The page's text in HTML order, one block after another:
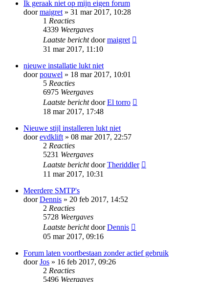
Ik geraak niet op mijn eigen forum
doormaigret» 31 mar 2017, 10:28
1 Reacties
4339 Weergaves
Laatste berichtdoormaigret
31 mar 2017, 11:10
nieuwe installatie lukt niet
doorpouwel » 18 mar 2017, 10:01
5 Reacties
6975 Weergaves
Laatste berichtdoorEl torro
18 mar 2017, 17:48
Nieuwe stijl installeren lukt niet
doorevdklift» 08 mar 2017, 22:57
2 Reacties
5231 Weergaves
Laatste berichtdoorTheriddler
11 mar 2017, 10:31
Meerdere SMTP's
doorDennis » 20 feb 2017, 14:52
2 Reacties
5728 Weergaves
Laatste berichtdoorDennis
05 mar 2017, 09:16
Forum laten voortbestaan zonder actief gebruik
doorJos » 16 feb 2017, 09:26
2 Reacties
5496 Weergaves